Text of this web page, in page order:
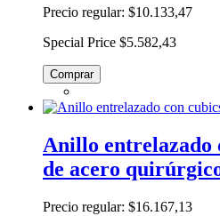
Precio regular: $10.133,47
Special Price $5.582,43
Comprar
Anillo entrelazado
de acero
Precio regular: $16.167,13